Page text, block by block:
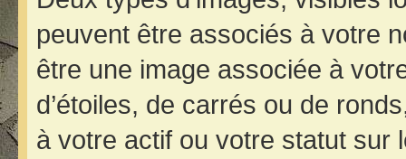
peuvent être associés à votre
être une image associée à
d’étoiles, de carrés ou de
à votre actif ou votre statut sur